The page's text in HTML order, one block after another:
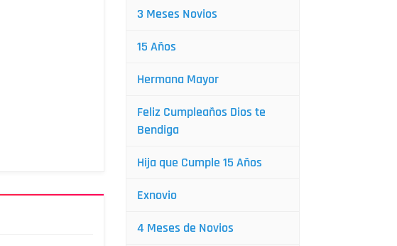
3 Meses Novios
15 Años
Hermana Mayor
Feliz Cumpleaños Dios te
Bendiga
Hija que Cumple 15 Años
Exnovio
4 Meses de Novios